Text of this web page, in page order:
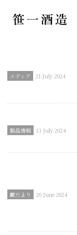
21 July 2024
13 July 2024
20 June 2024